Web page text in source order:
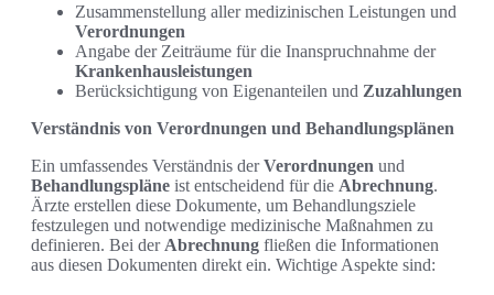
Zusammenstellung aller medizinischen Leistungen und
Verordnungen
Angabe der Zeiträume für die Inanspruchnahme der
Krankenhausleistungen
Berücksichtigung von Eigenanteilen und Zuzahlungen
Verständnis von Verordnungen und Behandlungsplänen
Ein umfassendes Verständnis derVerordnungen und
Behandlungspläne ist entscheidend für die Abrechnung.
Ärzte erstellen diese Dokumente, um Behandlungsziele
festzulegen und notwendige medizinische Maßnahmen zu
definieren. Bei der Abrechnung fließen die Informationen
aus diesen Dokumenten direkt ein. Wichtige Aspekte sind: